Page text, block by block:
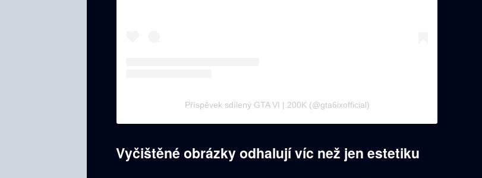
Příspěvek sdílený GTA VI | 200K (@gta6ixofficial)
Vyčištěné obrázky odhalují víc než jen estetiku